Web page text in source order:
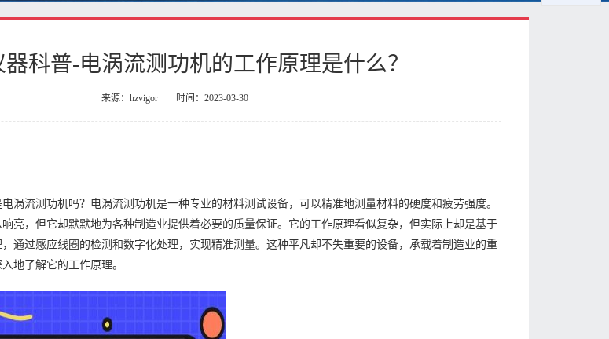
科普-电涡流测功机的工作原理是什么？
来源：hzvigor 时间：2023-03-30
涡流测功机吗？电涡流测功机是一种专业的材料测试设备，可以精准地测量材料的硬度和疲劳强度。
亮，但它却默默地为各种制造业提供着必要的质量保证。它的工作原理看似复杂，但实际上却是基于
通过感应线圈的检测和数字化处理，实现精准测量。这种平凡却不失重要的设备，承载着制造业的重
地了解它的工作原理。